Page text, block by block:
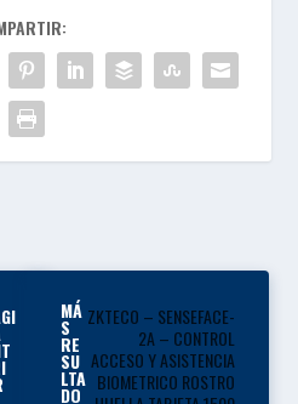
MÁ
S
RE
SU
LTA
DO
ZKTECO – SENSEFACE-
2A – CONTROL
ACCESO Y ASISTENCIA
BIOMETRICO ROSTRO